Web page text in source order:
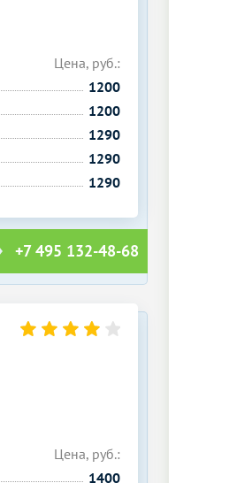
Цена, руб.:
1200
1200
1290
1290
1290
+7 495 132-48-68
Цена, руб.:
1400